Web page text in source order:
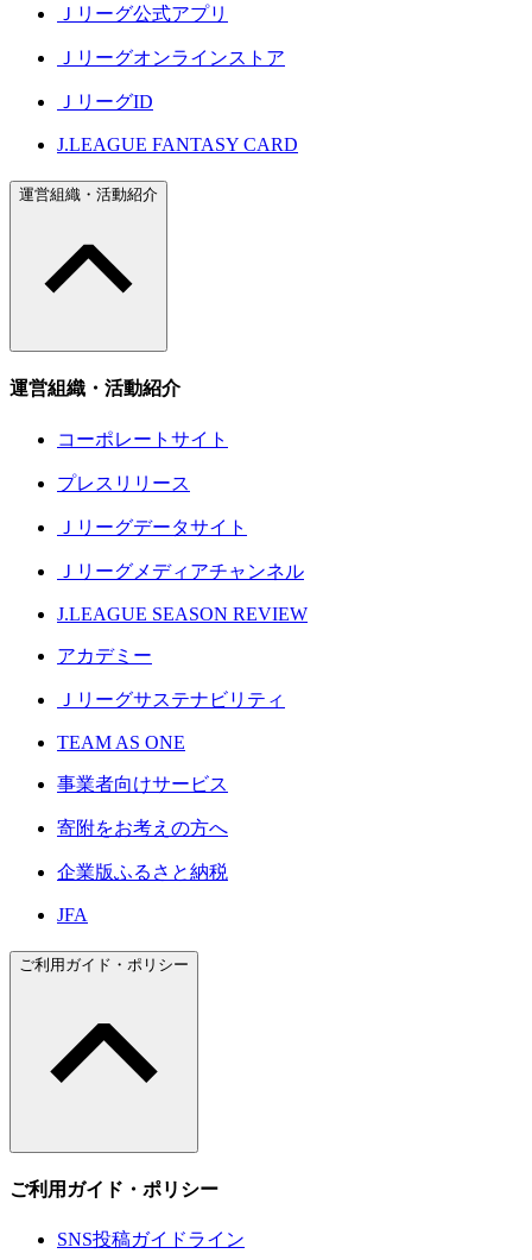
Ｊリーグ公式アプリ
Ｊリーグオンラインストア
ＪリーグID
J.LEAGUE FANTASY CARD
運営組織・活動紹介
運営組織・活動紹介
コーポレートサイト
プレスリリース
Ｊリーグデータサイト
Ｊリーグメディアチャンネル
J.LEAGUE SEASON REVIEW
アカデミー
Ｊリーグサステナビリティ
TEAM AS ONE
事業者向けサービス
寄附をお考えの方へ
企業版ふるさと納税
JFA
ご利用ガイド・ポリシー
ご利用ガイド・ポリシー
SNS投稿ガイドライン